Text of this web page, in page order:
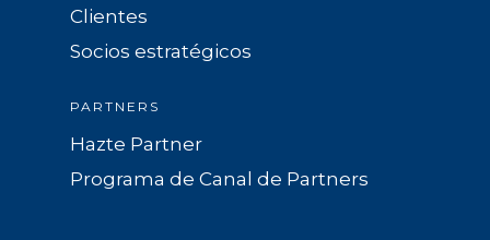
Clientes
Socios estratégicos
PARTNERS
Hazte Partner
Programa de Canal de Partners